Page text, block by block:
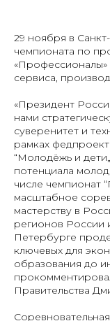
29 ноября в
чемпионата по
сервиса,
«Президент
нами
суверенитет и
рамках
“Молодёжь и
потенциала
числе чемпионат
масштабное
мастерству в
регионов России
Петербурге
ключевых для
образования до
Правительства